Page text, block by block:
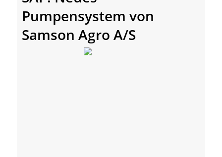
Pumpensystem von
Samson Agro A/S